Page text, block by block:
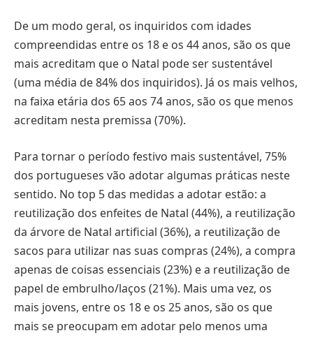
De um modo geral, os inquiridos com idades
compreendidas entre os 18 e os 44 anos, são os que
mais acreditam que o Natal pode ser sustentável
(uma média de 84% dos inquiridos). Já os mais velhos,
na faixa etária dos 65 aos 74 anos, são os que menos
acreditam nesta premissa (70%).
Para tornar o período festivo mais sustentável, 75%
dos portugueses vão adotar algumas práticas neste
sentido. No top 5 das medidas a adotar estão: a
reutilização dos enfeites de Natal (44%), a reutilização
da árvore de Natal artificial (36%), a reutilização de
sacos para utilizar nas suas compras (24%), a compra
apenas de coisas essenciais (23%) e a reutilização de
papel de embrulho/laços (21%). Mais uma vez, os
mais jovens, entre os 18 e os 25 anos, são os que
mais se preocupam em adotar pelo menos uma